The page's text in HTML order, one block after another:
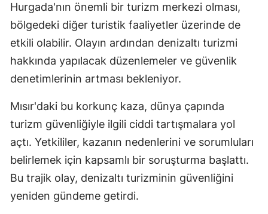
Hurgada'nın önemli bir turizm merkezi olması,
bölgedeki diğer turistik faaliyetler üzerinde de
etkili olabilir. Olayın ardından denizaltı turizmi
hakkında yapılacak düzenlemeler ve güvenlik
denetimlerinin artması bekleniyor.
Mısır'daki bu korkunç kaza, dünya çapında
turizm güvenliğiyle ilgili ciddi tartışmalara yol
açtı. Yetkililer, kazanın nedenlerini ve sorumluları
belirlemek için kapsamlı bir soruşturma başlattı.
Bu trajik olay, denizaltı turizminin güvenliğini
yeniden gündeme getirdi.